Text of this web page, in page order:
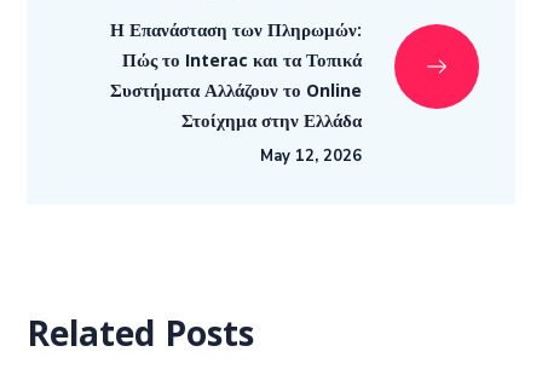
Η Επανάσταση των Πληρωμών:
Πώς το Interac και τα Τοπικά
Συστήματα Αλλάζουν το Online
Στοίχημα στην Ελλάδα
May 12, 2026
Related Posts